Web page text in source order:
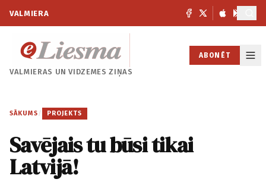
VALMIERA
VALMIERAS UNVIDZEMES ZIŅAS
ABONĒT
SĀKUMS / PROJEKTS
Savējais tu būsi tikai
Latvijā!